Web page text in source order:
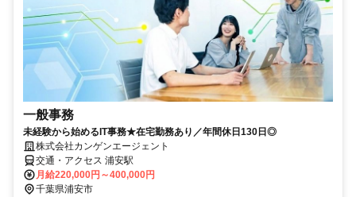
一般事務
未経験から始めるIT事務★在宅勤務あり／年間休日130日◎
株式会社カンゲンエージェント
交通・アクセス 浦安駅
月給220,000円～400,000円
千葉県浦安市